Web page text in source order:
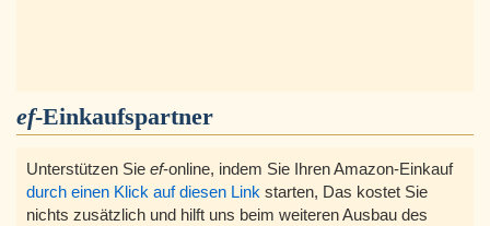
ef-Einkaufspartner
Unterstützen Sie ef-online, indem Sie Ihren Amazon-Einkauf
durch einen Klick auf diesen Link starten, Das kostet Sie
nichts zusätzlich und hilft uns beim weiteren Ausbau des